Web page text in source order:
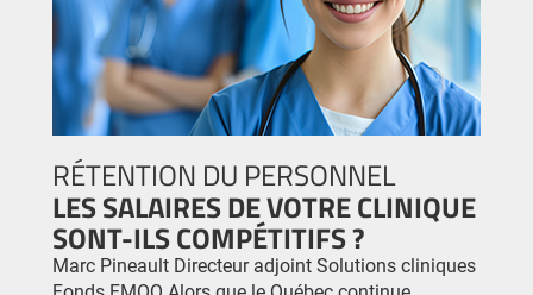
RÉTENTION DU PERSONNEL
LES SALAIRES DE VOTRE CLINIQUE
SONT-ILS COMPÉTITIFS ?
Marc Pineault Directeur adjoint Solutions cliniques